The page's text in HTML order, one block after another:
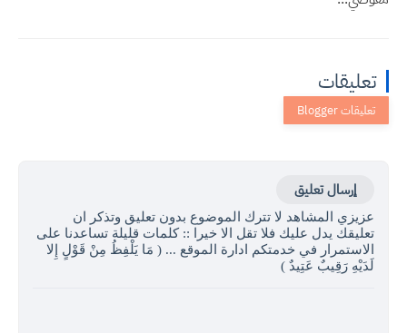
تعليقات
إرسال تعليق
عزيزي المشاهد لا تترك الموضوع بدون تعليق وتذكر ان
تعليقك يدل عليك فلا تقل الا خيرا :: كلمات قليلة تساعدنا على
الاستمرار في خدمتكم ادارة الموقع ... ( مَا يَلْفِظُ مِنْ قَوْلٍ إِلا
لَدَيْهِ رَقِيبٌ عَتِيدٌ )